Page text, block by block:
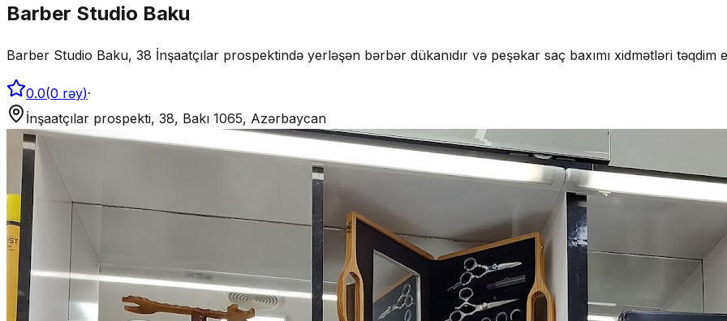
Barber Studio Baku
Barber Studio Baku, 38 İnşaatçılar prospektində yerləşən bərbər dükanıdır və peşəkar saç baxımı xidmətləri təqdim
0.0(0 rəy)·
İnşaatçılar prospekti, 38, Bakı 1065, Azərbaycan